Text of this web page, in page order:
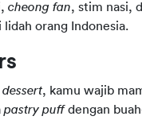
cheong fan, stim nasi,
lidah orang Indonesia.
dessert, kamu wajib
pastry puff dengan